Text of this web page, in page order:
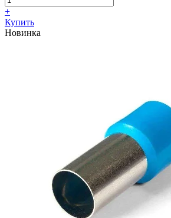
+
Купить
Новинка